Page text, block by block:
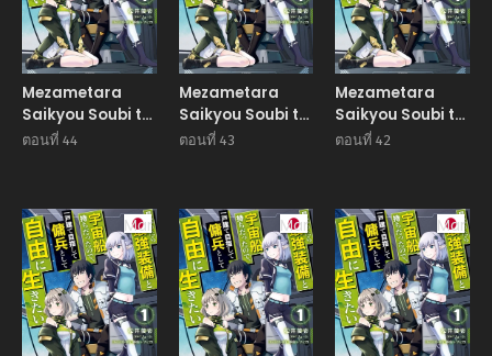
Mezametara
Saikyou Soubi to
Uchuusen-
Toshite Jiyuu ni
Ikitai
ตอนที่ 44
Mezametara
Saikyou Soubi to
Uchuusen-
Toshite Jiyuu ni
Ikitai
ตอนที่ 43
Mezametara
Saikyou Soubi to
Uchuusen-
Toshite Jiyuu ni
Ikitai
ตอนที่ 42
Manga Manga Manga